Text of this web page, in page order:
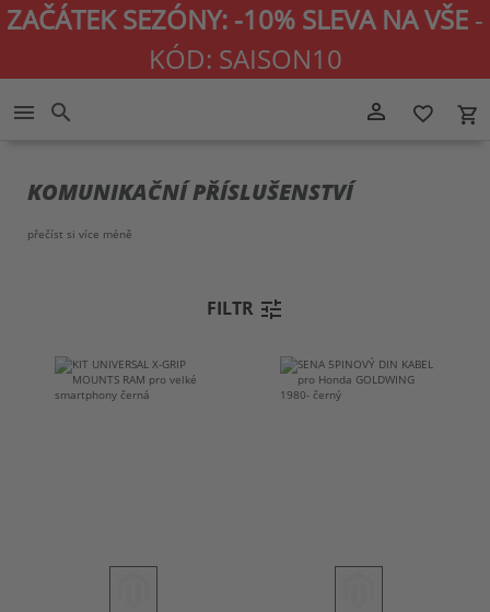
ZAČÁTEK SEZÓNY: -10% SLEVA NA VŠE -
KÓD: SAISON10
person_outline favorite_border local_grocery_store
menu search
KOMUNIKAČNÍ PŘÍSLUŠENSTVÍ
přečíst si více méně
FILTR tune